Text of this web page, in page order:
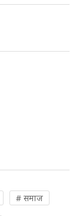
# समाज